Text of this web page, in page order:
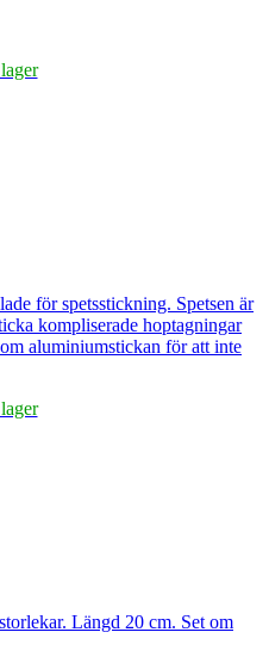
för spetsstickning. Spetsen är
kompliserade hoptagningar
aluminiumstickan för att inte
Längd 20 cm. Set om